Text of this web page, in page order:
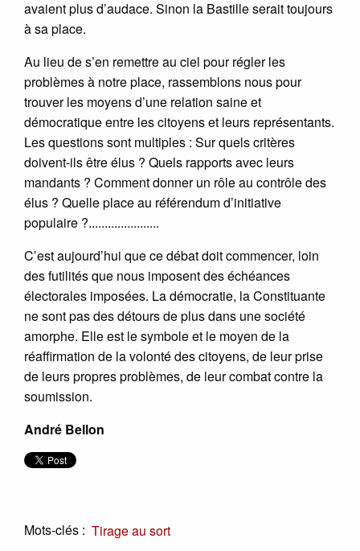
avaient plus d’audace. Sinon la Bastille serait toujours
à sa place.
Au lieu de s’en remettre au ciel pour régler les
problèmes à notre place, rassemblons nous pour
trouver les moyens d’une relation saine et
démocratique entre les citoyens et leurs représentants.
Les questions sont multiples : Sur quels critères
doivent-ils être élus ? Quels rapports avec leurs
mandants ? Comment donner un rôle au contrôle des
élus ? Quelle place au référendum d’initiative
populaire ?......................
C’est aujourd’hui que ce débat doit commencer, loin
des futilités que nous imposent des échéances
électorales imposées. La démocratie, la Constituante
ne sont pas des détours de plus dans une société
amorphe. Elle est le symbole et le moyen de la
réaffirmation de la volonté des citoyens, de leur prise
de leurs propres problèmes, de leur combat contre la
soumission.
André Bellon
Mots-clés : Tirage au sort